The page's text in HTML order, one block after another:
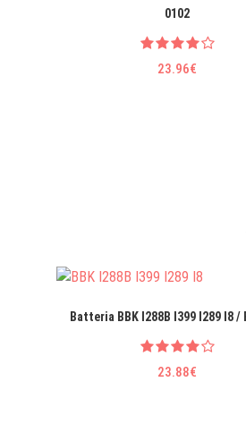
0102
23.96€
Batteria BBK I288B I399 I289 I8 /
23.88€